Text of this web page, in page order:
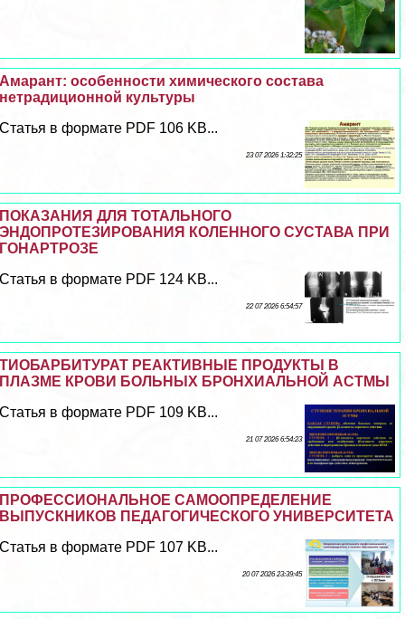
Амарант: особенности химического состава
нетрадиционной культуры
Статья в формате PDF 106 KB...
23 07 2026 1:32:25
ПОКАЗАНИЯ ДЛЯ ТОТАЛЬНОГО
ЭНДОПРОТЕЗИРОВАНИЯ КОЛЕННОГО СУСТАВА ПРИ
ГОНАРТРОЗЕ
Статья в формате PDF 124 KB...
22 07 2026 6:54:57
ТИОБАРБИТУРАТ РЕАКТИВНЫЕ ПРОДУКТЫ В
ПЛАЗМЕ КРОВИ БОЛЬНЫХ БРОНХИАЛЬНОЙ АСТМЫ
Статья в формате PDF 109 KB...
21 07 2026 6:54:23
ПРОФЕССИОНАЛЬНОЕ САМООПРЕДЕЛЕНИЕ
ВЫПУСКНИКОВ ПЕДАГОГИЧЕСКОГО УНИВЕРСИТЕТА
Статья в формате PDF 107 KB...
20 07 2026 23:39:45